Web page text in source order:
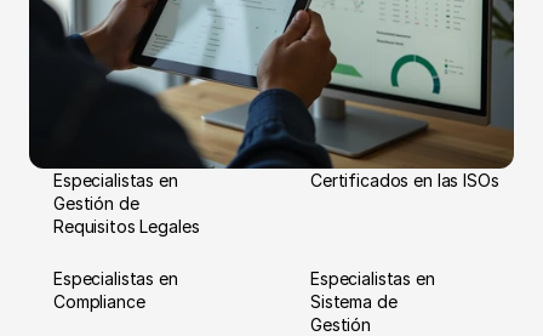
Especialistas en
Gestión de
Requisitos Legales
Certificados en las ISOs
Especialistas en
Compliance
Especialistas en
Sistema de
Gestión